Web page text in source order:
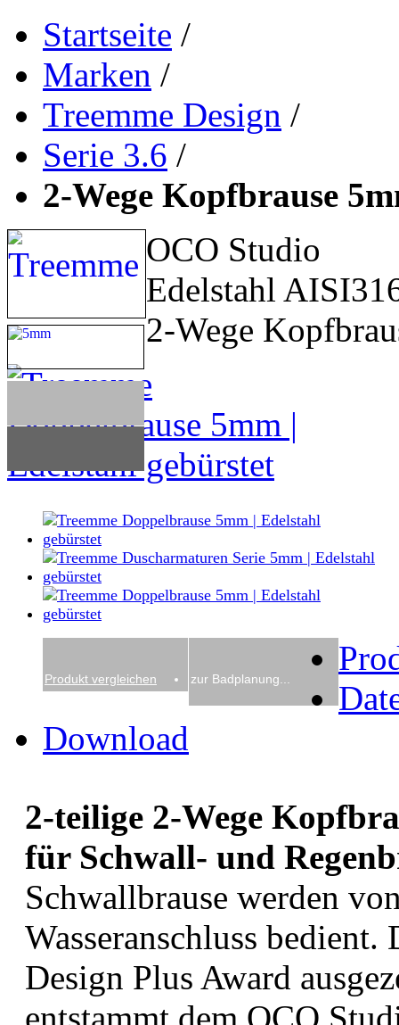
Startseite /
Marken /
Treemme Design /
Serie 3.6 /
2-Wege Kopfbrause
OCO Studio
Edelstahl
2-Wege
Produkt vergleichen zur Badplanung...
Download
2-teilige 2-Wege
für Schwall- und
Schwallbrause werden
Wasseranschluss
Design Plus Award
entstammt dem OCO